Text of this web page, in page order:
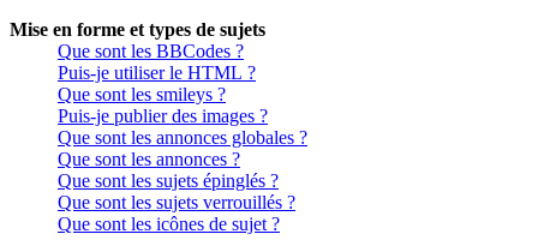
Mise en forme et types de sujets
Que sont les BBCodes ?
Puis-je utiliser le HTML ?
Que sont les smileys ?
Puis-je publier des images ?
Que sont les annonces globales ?
Que sont les annonces ?
Que sont les sujets épinglés ?
Que sont les sujets verrouillés ?
Que sont les icônes de sujet ?